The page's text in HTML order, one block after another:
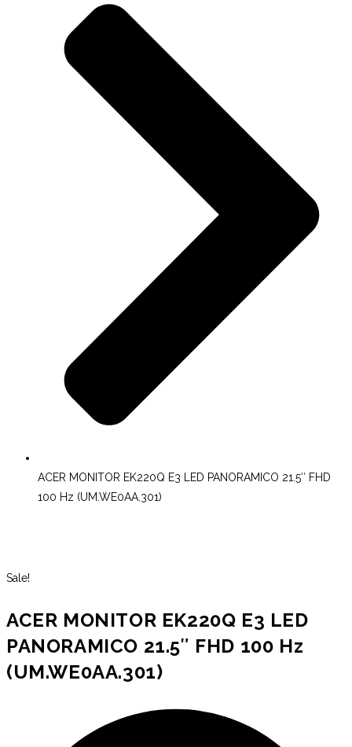
ACER MONITOR EK220Q E3 LED PANORAMICO 21.5″ FHD
100 Hz (UM.WE0AA.301)
Sale!
ACER MONITOR EK220Q E3 LED
PANORAMICO 21.5″ FHD 100 Hz
(UM.WE0AA.301)